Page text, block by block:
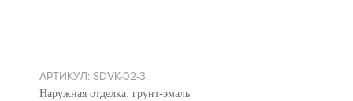
АРТИКУЛ: SDVK-02-3
Наружная отделка: грунт-эмаль